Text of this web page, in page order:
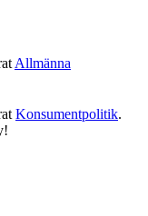
Allmänna
Konsumentpolitik.